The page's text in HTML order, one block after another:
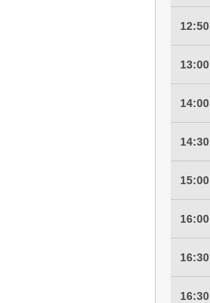
12:50
13:00
14:00
14:30
15:00
16:00
16:30
16:30